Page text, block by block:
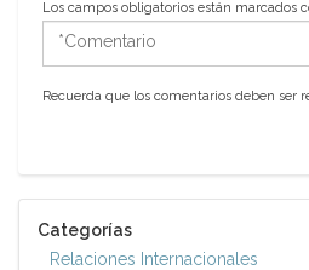
Los campos obligatorios están marcados
*Comentario
Recuerda que los comentarios deben ser
Categorías
Relaciones Internacionales